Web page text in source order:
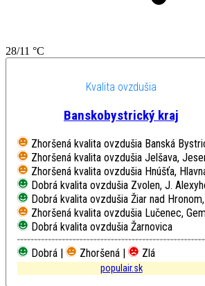
28/11 °C
Kvalita ovzdušia
Banskobystrický kraj
Zhoršená kvalita ovzdušia Banská
Zhoršená kvalita ovzdušia Jelšava,
Zhoršená kvalita ovzdušia Hnúšťa,
Dobrá kvalita ovzdušia Zvolen, J.
Dobrá kvalita ovzdušia Žiar nad
Zhoršená kvalita ovzdušia Lučenec,
Dobrá kvalita ovzdušia Žarnovica
Dobrá |
Zhoršená | Zlá
populair.sk